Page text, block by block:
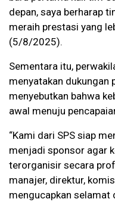
depan, saya berharap
meraih prestasi yang
(5/8/2025).
Sementara itu,
menyatakan dukungan
menyebutkan bahwa
awal menuju
“Kami dari SPS siap
menjadi sponsor agar
terorganisir secara
manajer, direktur,
mengucapkan selamat